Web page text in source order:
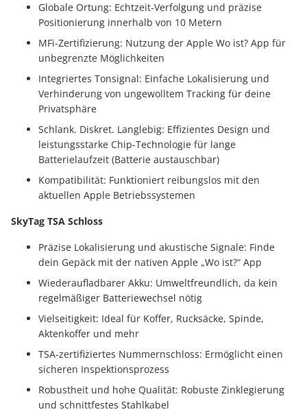
Globale Ortung: Echtzeit-Verfolgung und präzise
Positionierung innerhalb von 10 Metern
MFi-Zertifizierung: Nutzung der Apple Wo ist? App für
unbegrenzte Möglichkeiten
Integriertes Tonsignal: Einfache Lokalisierung und
Verhinderung von ungewolltem Tracking für deine
Privatsphäre
Schlank. Diskret. Langlebig: Effizientes Design und
leistungsstarke Chip-Technologie für lange
Batterielaufzeit (Batterie austauschbar)
Kompatibilität: Funktioniert reibungslos mit den
aktuellen Apple Betriebssystemen
SkyTag TSA Schloss
Präzise Lokalisierung und akustische Signale: Finde
dein Gepäck mit der nativen Apple „Wo ist?“ App
Wiederaufladbarer Akku: Umweltfreundlich, da kein
regelmäßiger Batteriewechsel nötig
Vielseitigkeit: Ideal für Koffer, Rucksäcke, Spinde,
Aktenkoffer und mehr
TSA-zertifiziertes Nummernschloss: Ermöglicht einen
sicheren Inspektionsprozess
Robustheit und hohe Qualität: Robuste Zinklegierung
und schnittfestes Stahlkabel